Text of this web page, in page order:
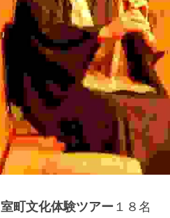
室町文化体験ツアー１８名